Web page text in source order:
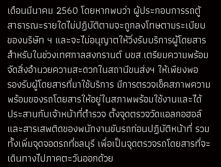
เดือนมีนาคม 2560 โดยหากพบว่า ผู้ประกอบการรถตู้
สาธารณะรายใดไม่ปฏิบัติตามจะถูกลงโทษตามระเบียบ
ของบริษัท ฯ และจะไม่อนุญาตให้วิ่งรับบริการผู้โดยสาร
สำหรับในช่วงเทศกาลสงกรานต์ บขส.เตรียมความพร้อม
จัดสิ่งอำนวยความสะดวกในสถานีขนส่งฯ ให้เพียงพอ
รองรับผู้โดยสารที่มาใช้บริการ มีการตรวจเช็คสภาพความ
พร้อมของรถโดยสารให้อยู่ในสภาพพร้อมใช้งานและได้
ประสานกับเจ้าหน้าที่ตำรวจ ตั้งจุดตรวจวัดแอลกอฮอล์
และสารเสพติดของพนักงานขับรถก่อนปฏิบัติหน้าที่ รวม
ทั้งเพิ่มจุดจอดรถที่ชลบุรี เพื่อเป็นจุดตรวจรถโดยสารที่จะ
เดินทางไปภาคตะวันออกด้วย